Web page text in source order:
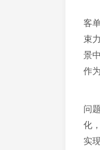
客
束
景
作
问
化
实